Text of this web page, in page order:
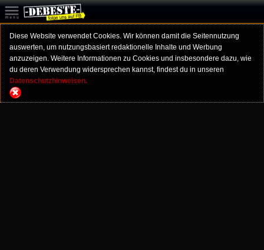
Diese Website verwendet Cookies. Wir können damit die Seitennutzung
auswerten, um nutzungsbasiert redaktionelle Inhalte und Werbung
anzuzeigen. Weitere Informationen zu Cookies und insbesondere dazu, wie
du deren Verwendung widersprechen kannst, findest du in unseren
Datenschutzhinweisen.